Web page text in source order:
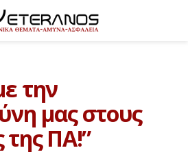
την
μας στους
ΠΑ!”